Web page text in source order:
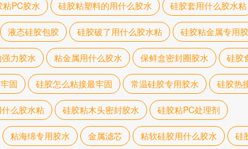
粘PC胶水 硅胶粘塑料的用什么胶水 硅胶套用什么胶水粘
液态硅胶包胶 硅胶破了用什么胶水粘 硅胶粘金属专用
力胶水 粘金属用什么胶水 保鲜盒密封圈胶水 硅胶
固 硅胶怎么粘接最牢固 常温硅胶专用胶水 硅胶热
么胶水粘 硅胶粘木头密封胶水 硅胶粘PC处理剂
粘海绵专用胶水 金属滤芯 粘软硅胶用什么胶水 硅